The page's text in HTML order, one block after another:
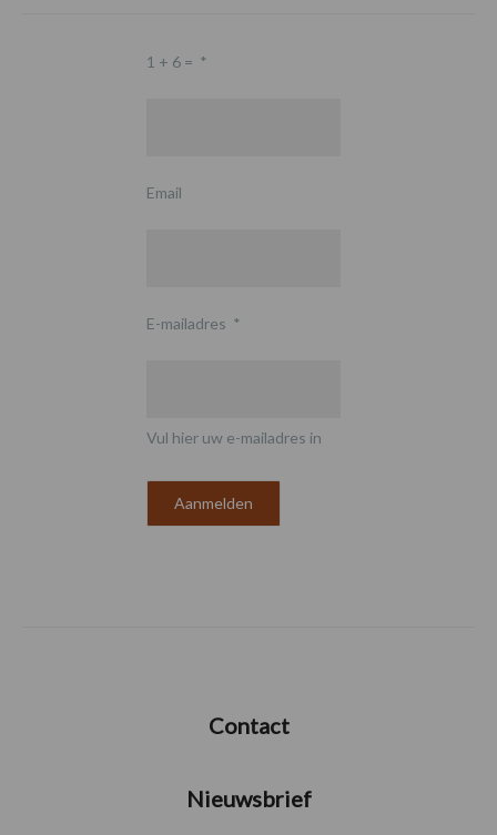
1 + 6 = *
Email
E-mailadres *
Vul hier uw e-mailadres in
Contact
Nieuwsbrief